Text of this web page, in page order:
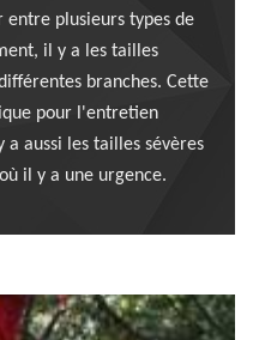
plusieurs types de
il y a les tailles
branches. Cette
pour l'entretien
aussi les tailles sévères
il y a une urgence.